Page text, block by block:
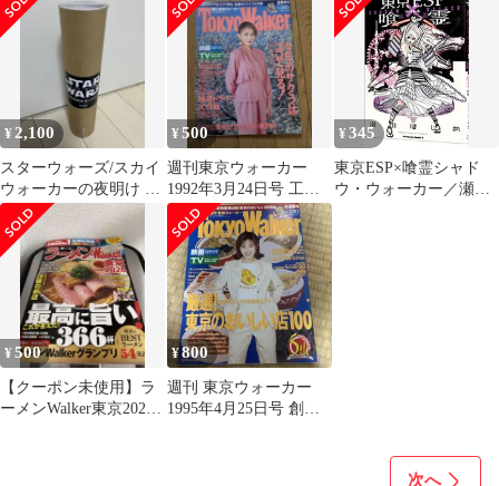
KADOKAWA
¥ 2,100
スターウォーズ/スカイ
ウォーカーの夜明け 東
京コミコン限定 特大絵
巻 未開封品
¥500
週刊東京ウォーカー
1992年3月24日号 工藤
静香
¥345
東京ESP×喰霊シャド
ウ・ウォーカー／瀬川
¥500
【クーポン未使用】ラ
ーメンWalker東京2026
¥800
週刊 東京ウォーカー
1995年4月25日号 創刊5
次へ